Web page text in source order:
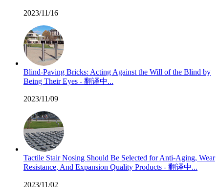
2023/11/16
Blind-Paving Bricks: Acting Against the Will of the Blind by
Being Their Eyes - 翻译中...
2023/11/09
Tactile Stair Nosing Should Be Selected for Anti-Aging, Wear
Resistance, And Expansion Quality Products - 翻译中...
2023/11/02